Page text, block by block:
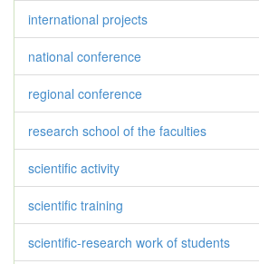
international projects
national conference
regional conference
research school of the faculties
scientific activity
scientific training
scientific-research work of students